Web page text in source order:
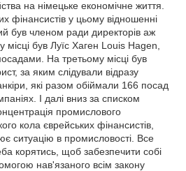
на німецьке економічне життя.
фінансистів у цьому відношенні
був членом ради директорів аж
був Луїс Хаген Louis Hagen,
На третьому місці був
за яким слідували відразу
які разом обіймали 166 посад
І далі вниз за списком
промислового
кола єврейських фінансистів,
ситуацію в промисловості. Все
корятись, щоб забезпечити собі
нав'язаного всім закону